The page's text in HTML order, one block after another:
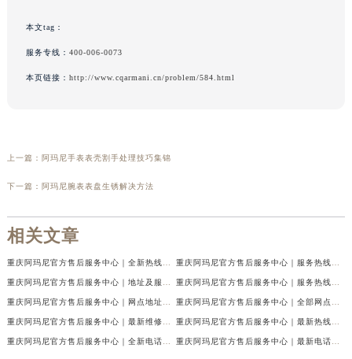
本文tag：
服务专线： 400-006-0073
本页链接： http://www.cqarmani.cn/problem/584.html
上一篇： 阿玛尼手表表壳割手处理技巧集锦
下一篇： 阿玛尼腕表表盘生锈解决方法
相关文章
重庆阿玛尼官方售后服务中心｜全新热线及维修地址权威信息公示（2026年7月最新） 重庆阿玛尼官方售后服务中心｜服务热线及门店地址权威信息公示（2026年7月最新）
重庆阿玛尼官方售后服务中心｜地址及服务电话权威信息公示（2026年7月最新） 重庆阿玛尼官方售后服务中心｜服务热线与门店详细地址权威信息公示（2026年7月最新）
重庆阿玛尼官方售后服务中心｜网点地址与热线权威信息公示（2026年7月最新） 重庆阿玛尼官方售后服务中心｜全部网点地址电话权威信息公示（2026年7月最新）
重庆阿玛尼官方售后服务中心｜最新维修地址及官方电话权威信息公示（2026年7月最新） 重庆阿玛尼官方售后服务中心｜最新热线电话与地址权威信息公示（2026年7月最新）
重庆阿玛尼官方售后服务中心｜全新电话和网点地址权威信息公示（2026年7月最新） 重庆阿玛尼官方售后服务中心｜最新电话和维修地址权威信息公示（2026年7月最新）